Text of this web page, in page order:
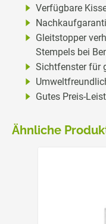
Verfügbare
Gleitstopper
Stempels bei
Sichtfenster für
Gutes Preis-
Ähnliche